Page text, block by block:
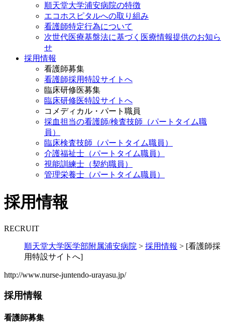
順天堂大学浦安病院の特徴
エコホスピタルへの取り組み
看護師特定行為について
次世代医療基盤法に基づく医療情報提供のお知ら
せ
採用情報
看護師募集
看護師採用特設サイトへ
臨床研修医募集
臨床研修医特設サイトへ
コメディカル・パート職員
採血担当の看護師/検査技師（パートタイム職
員）
臨床検査技師（パートタイム職員）
介護福祉士（パートタイム職員）
視能訓練士（契約職員）
管理栄養士（パートタイム職員）
採用情報
RECRUIT
順天堂大学医学部附属浦安病院 > 採用情報 > [看護師採
用特設サイトへ]
http://www.nurse-juntendo-urayasu.jp/
採用情報
看護師募集